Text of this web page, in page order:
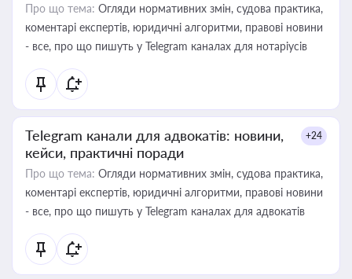
Про що тема: Огляди нормативних змін, судова практика,
коментарі експертів, юридичні алгоритми, правові новини
- все, про що пишуть у Telegram каналах для нотаріусів
Telegram канали для адвокатів: новини,
кейси, практичні поради
+24
Про що тема: Огляди нормативних змін, судова практика,
коментарі експертів, юридичні алгоритми, правові новини
- все, про що пишуть у Telegram каналах для адвокатів